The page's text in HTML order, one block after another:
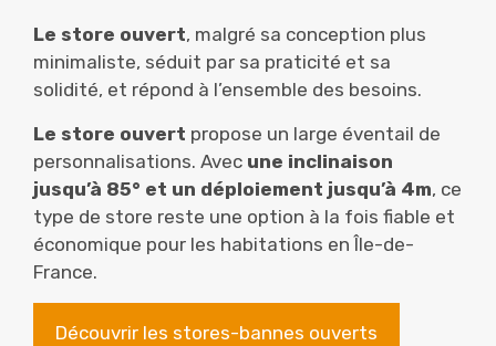
Le store ouvert, malgré sa conception plus
minimaliste, séduit par sa praticité et sa
solidité, et répond à l’ensemble des besoins.
Le store ouvert propose un large éventail de
personnalisations. Avec une inclinaison
jusqu’à 85° et un déploiement jusqu’à 4m, ce
type de store reste une option à la fois fiable et
économique pour les habitations en Île-de-
France.
Découvrir les stores-bannes ouverts